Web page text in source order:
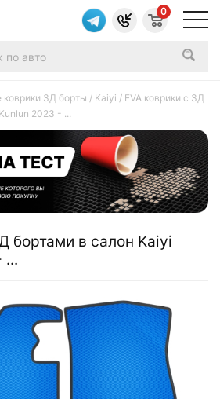
0
3Д борты / Kaiyi / EVA коврики c 3Д
2023 - ...
бортами в салон Kaiyi
...